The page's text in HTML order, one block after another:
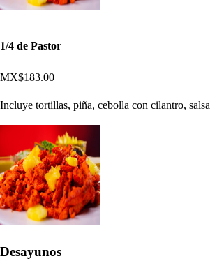
1/4 de Pastor
MX$183.00
Incluye tortillas, piña, cebolla con cilantro, salsa
Desayunos